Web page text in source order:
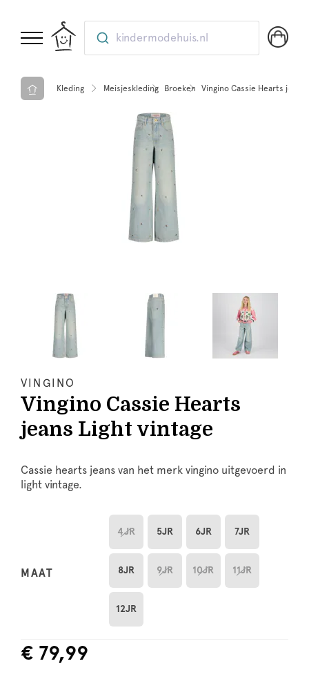
kindermodehuis.nl
Kleding Meisjeskleding Broeken Vingino Cassie Hearts jeans
VINGINO
Vingino Cassie Hearts
jeans Light vintage
Cassie hearts jeans van het merk vingino uitgevoerd in
light vintage.
MAAT
4JR 5JR 6JR 7JR
8JR 9JR 10JR 11JR
12JR
€ 79,99